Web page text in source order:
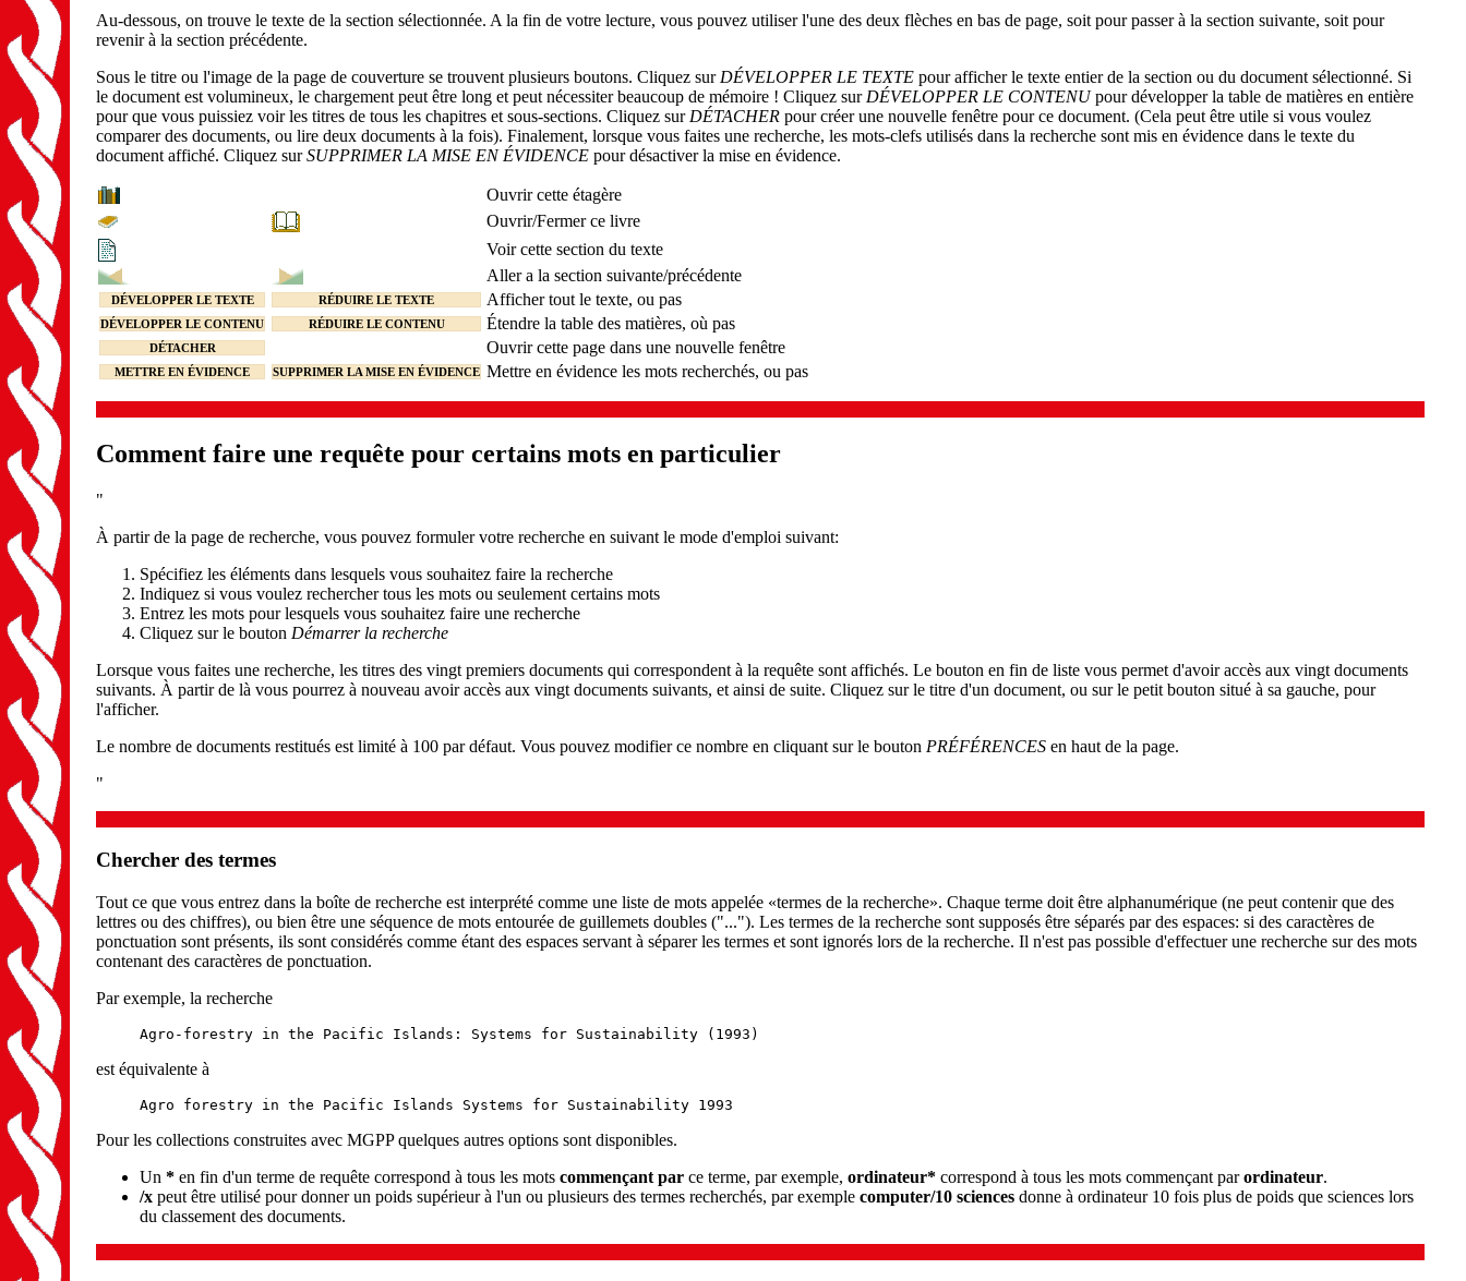
Au-dessous, on trouve le texte de la section sélectionnée. A la fin de votre lecture, vous pouvez utiliser l'une des deux flèches en bas de page, soit pour passer à la section suivante, soit pour
revenir à la section précédente.
Sous le titre ou l'image de la page de couverture se trouvent plusieurs boutons. Cliquez surDÉVELOPPER LE TEXTE pour afficher le texte entier de la section ou du document sélectionné. Si
le document est volumineux, le chargement peut être long et peut nécessiter beaucoup de mémoire ! Cliquez surDÉVELOPPER LE CONTENUpour développer la table de matières en entière
pour que vous puissiez voir les titres de tous les chapitres et sous-sections. Cliquez surDÉTACHER pour créer une nouvelle fenêtre pour ce document. (Cela peut être utile si vous voulez
comparer des documents, ou lire deux documents à la fois). Finalement, lorsque vous faites une recherche, les mots-clefs utilisés dans la recherche sont mis en évidence dans le texte du
document affiché. Cliquez surSUPPRIMER LA MISE EN ÉVIDENCE pour désactiver la mise en évidence.
Ouvrir cette étagère
Ouvrir/Fermer ce livre
Voir cette section du texte
Aller a la section suivante/précédente
DÉVELOPPER LE TEXTE RÉDUIRE LE TEXTE Afficher tout le texte, ou pas
DÉVELOPPER LE CONTENU RÉDUIRE LE CONTENU Étendre la table des matières, où pas
DÉTACHER Ouvrir cette page dans une nouvelle fenêtre
METTRE EN ÉVIDENCE SUPPRIMER LA MISE EN ÉVIDENCE Mettre en évidence les mots recherchés, ou pas
Comment faire une requête pour certains mots en particulier
"
À partir de la page de recherche, vous pouvez formuler votre recherche en suivant le mode d'emploi suivant:
Spécifiez les éléments dans lesquels vous souhaitez faire la recherche
Indiquez si vous voulez rechercher tous les mots ou seulement certains mots
Entrez les mots pour lesquels vous souhaitez faire une recherche
Cliquez sur le bouton Démarrer la recherche
Lorsque vous faites une recherche, les titres des vingt premiers documents qui correspondent à la requête sont affichés. Le bouton en fin de liste vous permet d'avoir accès aux vingt documents
suivants. À partir de là vous pourrez à nouveau avoir accès aux vingt documents suivants, et ainsi de suite. Cliquez sur le titre d'un document, ou sur le petit bouton situé à sa gauche, pour
l'afficher.
Le nombre de documents restitués est limité à 100 par défaut. Vous pouvez modifier ce nombre en cliquant sur le bouton PRÉFÉRENCES en haut de la page.
"
Chercher des termes
Tout ce que vous entrez dans la boîte de recherche est interprété comme une liste de mots appelée «termes de la recherche». Chaque terme doit être alphanumérique (ne peut contenir que des
lettres ou des chiffres), ou bien être une séquence de mots entourée de guillemets doubles ("..."). Les termes de la recherche sont supposés être séparés par des espaces: si des caractères de
ponctuation sont présents, ils sont considérés comme étant des espaces servant à séparer les termes et sont ignorés lors de la recherche. Il n'est pas possible d'effectuer une recherche sur des mots
contenant des caractères de ponctuation.
Par exemple, la recherche
Agro-forestry in the Pacific Islands: Systems for Sustainability (1993)
est équivalente à
Agro forestry in the Pacific Islands Systems for Sustainability 1993
Pour les collections construites avec MGPP quelques autres options sont disponibles.
Un * en fin d'un terme de requête correspond à tous les mots commençant par ce terme, par exemple, ordinateur* correspond à tous les mots commençant parordinateur.
/x peut être utilisé pour donner un poids supérieur à l'un ou plusieurs des termes recherchés, par exemple computer/10 sciences donne à ordinateur 10 fois plus de poids que sciences lors
du classement des documents.